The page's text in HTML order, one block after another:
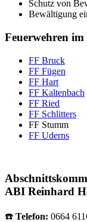
Schutz von
Bewältigung
Feuerwehren
FF Bruck
FF Fügen
FF Hart
FF Kaltenbach
FF Ried
FF Schlitters
FF Stumm
FF Uderns
ABI Reinhard
☎️ Telefon: 0664